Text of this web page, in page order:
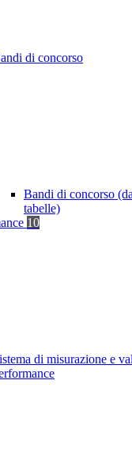
di concorso
Bandi di concorso
tabelle)
10
di misurazione e